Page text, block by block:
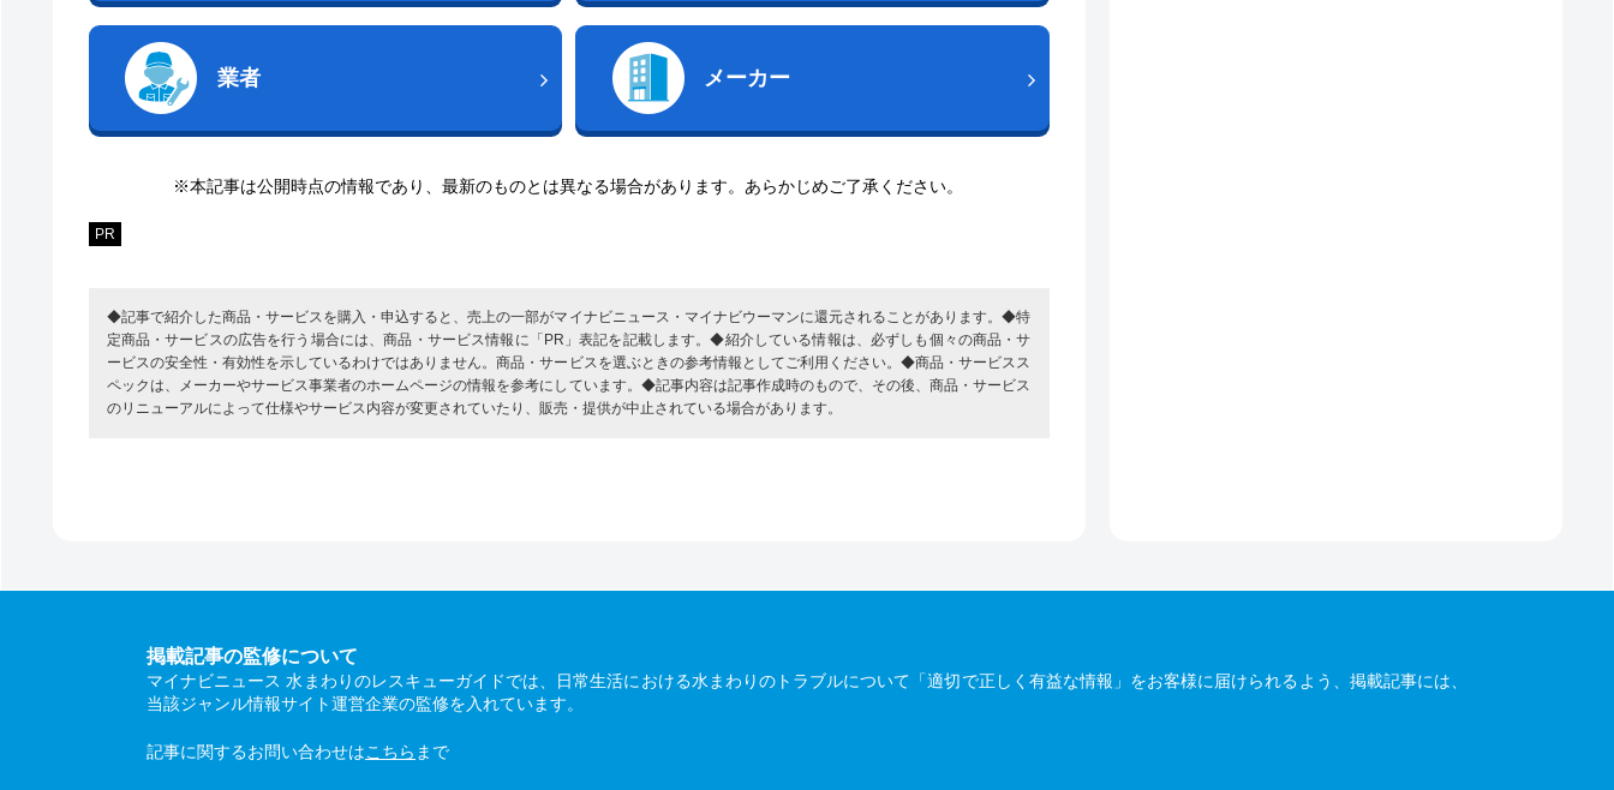
業者 メーカー
※本記事は公開時点の情報であり、最新のものとは異なる場合があります。あらかじめご了承ください。
PR
◆記事で紹介した商品・サービスを購入・申込すると、売上の一部がマイナビニュース・マイナビウーマンに還元されることがあります。◆特
定商品・サービスの広告を行う場合には、商品・サービス情報に「PR」表記を記載します。◆紹介している情報は、必ずしも個々の商品・サ
ービスの安全性・有効性を示しているわけではありません。商品・サービスを選ぶときの参考情報としてご利用ください。◆商品・サービスス
ペックは、メーカーやサービス事業者のホームページの情報を参考にしています。◆記事内容は記事作成時のもので、その後、商品・サービス
のリニューアルによって仕様やサービス内容が変更されていたり、販売・提供が中止されている場合があります。
掲載記事の監修について
マイナビニュース 水まわりのレスキューガイドでは、日常生活における水まわりのトラブルについて「適切で正しく有益な情報」をお客様に届けられるよう、掲載記事には、
当該ジャンル情報サイト運営企業の監修を入れています。
記事に関するお問い合わせはこちら まで